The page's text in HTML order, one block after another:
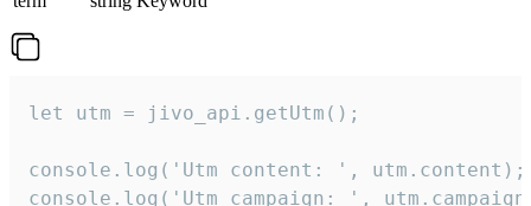
let utm = jivo_api.getUtm();
console.log('Utm content: ', utm.content);
console.log('Utm campaign: ',